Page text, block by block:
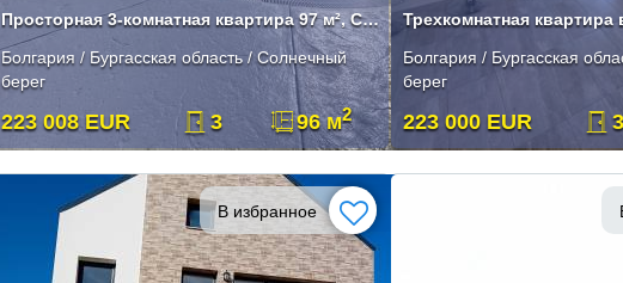
Просторная 3-комнатная квартира 97 м², Солнечный берег
Болгария / Бургасская область / Солнечный
берег
223 008 EUR 3 96 м2
Болгария / Бургасская
берег
223 000 EUR 3
В избранное